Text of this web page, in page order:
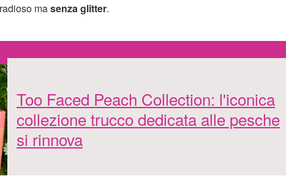
masenza glitter.
Too Faced Peach Collection: l'iconica
collezione trucco dedicata alle pesche
si rinnova